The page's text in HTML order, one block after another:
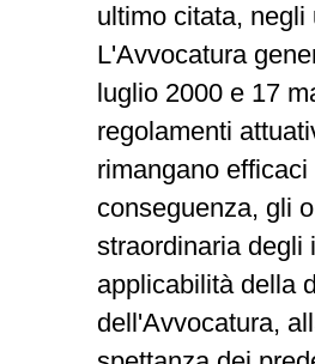
ultimo citata,
L'Avvocatura
luglio 2000 e 17
regolamenti
rimangano
conseguenza, gli
straordinaria degli
applicabilità della
dell'Avvocatura,